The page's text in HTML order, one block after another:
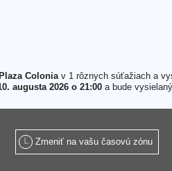
Coloniav 1 rôznych súťažiach a
augusta 2026 o 21:00a bude
Zmeniť na vašu časovú zónu